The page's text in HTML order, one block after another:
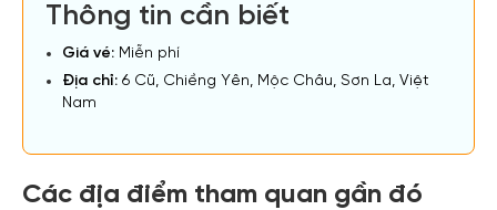
Thông tin cần biết
Giá vé: Miễn phí
Địa chỉ: 6 Cũ, Chiềng Yên, Mộc Châu, Sơn La, Việt
Nam
Các địa điểm tham quan gần đó